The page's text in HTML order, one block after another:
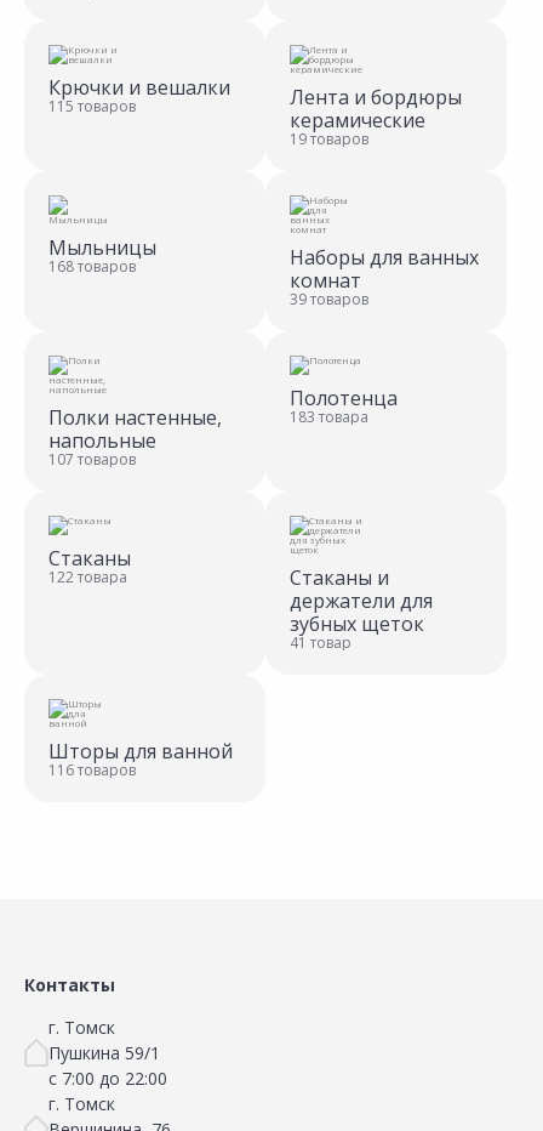
Крючки и вешалки
115 товаров
Лента и бордюры
керамические
19 товаров
Мыльницы
168 товаров
Наборы для ванных
комнат
39 товаров
Полки настенные,
напольные
107 товаров
Полотенца
183 товара
Стаканы
122 товара
Стаканы и
держатели для
зубных щеток
41 товар
Шторы для ванной
116 товаров
Контакты
г. Томск
Пушкина 59/1
с 7:00 до 22:00
г. Томск